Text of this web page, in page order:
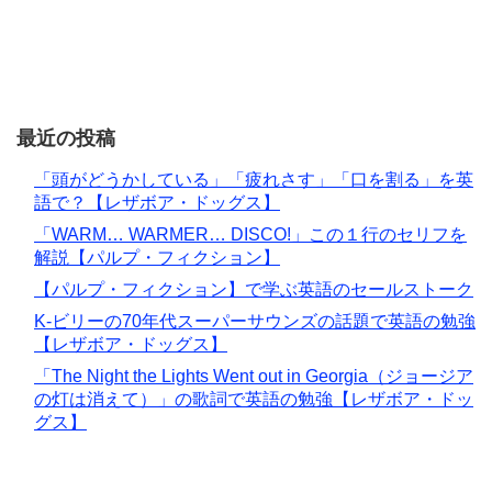
最近の投稿
「頭がどうかしている」「疲れさす」「口を割る」を英
語で？【レザボア・ドッグス】
「WARM… WARMER… DISCO!」この１行のセリフを
解説【パルプ・フィクション】
【パルプ・フィクション】で学ぶ英語のセールストーク
K-ビリーの70年代スーパーサウンズの話題で英語の勉強
【レザボア・ドッグス】
「The Night the Lights Went out in Georgia（ジョージア
の灯は消えて）」の歌詞で英語の勉強【レザボア・ドッ
グス】